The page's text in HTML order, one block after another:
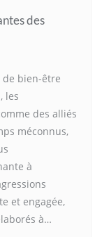
des
de bien-être
les
des alliés
méconnus,
à
et engagée,
à…